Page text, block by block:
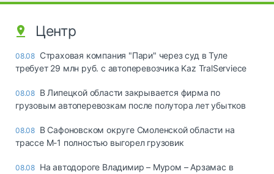
Центр
08.08 Страховая компания "Пари" через суд в Туле
требует 29 млн руб. с автоперевозчика Kaz TralServiece
08.08 В Липецкой области закрывается фирма по
грузовым автоперевозкам после полутора лет убытков
08.08 В Сафоновском округе Смоленской области на
трассе М-1 полностью выгорел грузовик
08.08 На автодороге Владимир – Муром – Арзамас в